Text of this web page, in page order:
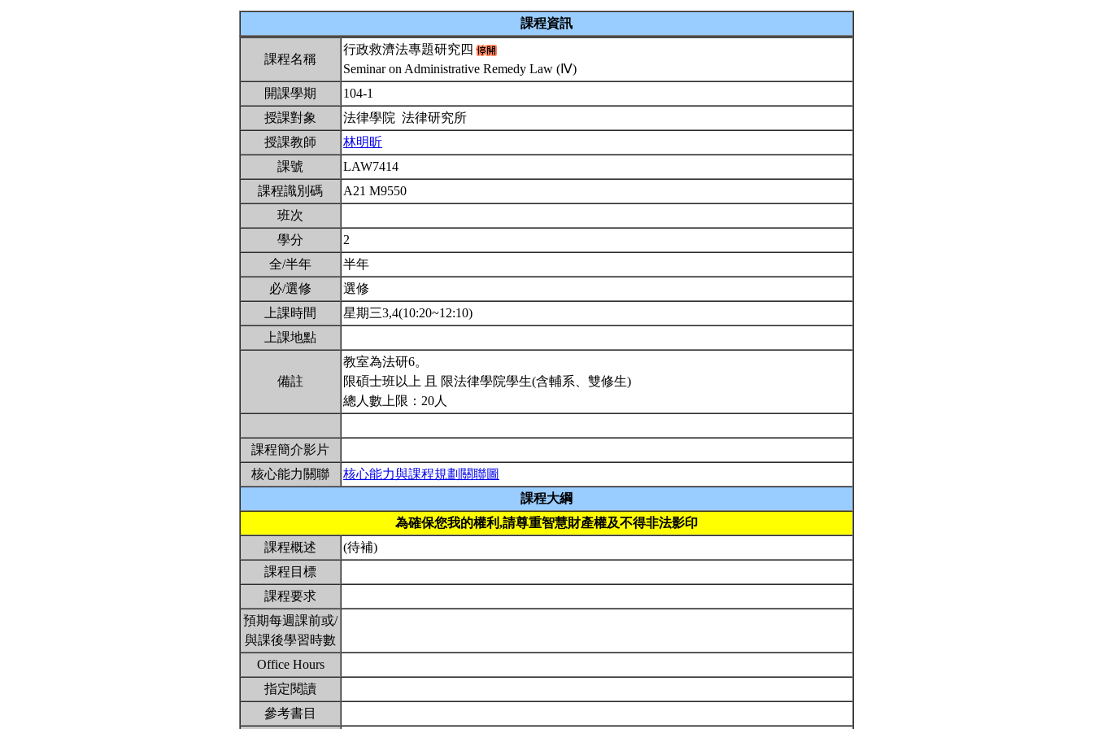
課程資訊
課程名稱
行政救濟法專題研究四
Seminar on Administrative Remedy Law (Ⅳ)
開課學期
104-1
授課對象
法律學院 法律研究所
授課教師
林明昕
課號
LAW7414
課程識別碼
A21 M9550
班次
學分
2
全/半年
半年
必/選修
選修
上課時間
星期三3,4(10:20~12:10)
上課地點
備註
教室為法研6。
限碩士班以上 且 限法律學院學生(含輔系、雙修生)
總人數上限：20人
課程簡介影片
核心能力關聯
核心能力與課程規劃關聯圖
課程大綱
為確保您我的權利,請尊重智慧財產權及不得非法影印
課程概述
(待補)
課程目標
課程要求
預期每週課前或/
與課後學習時數
Office Hours
指定閱讀
參考書目